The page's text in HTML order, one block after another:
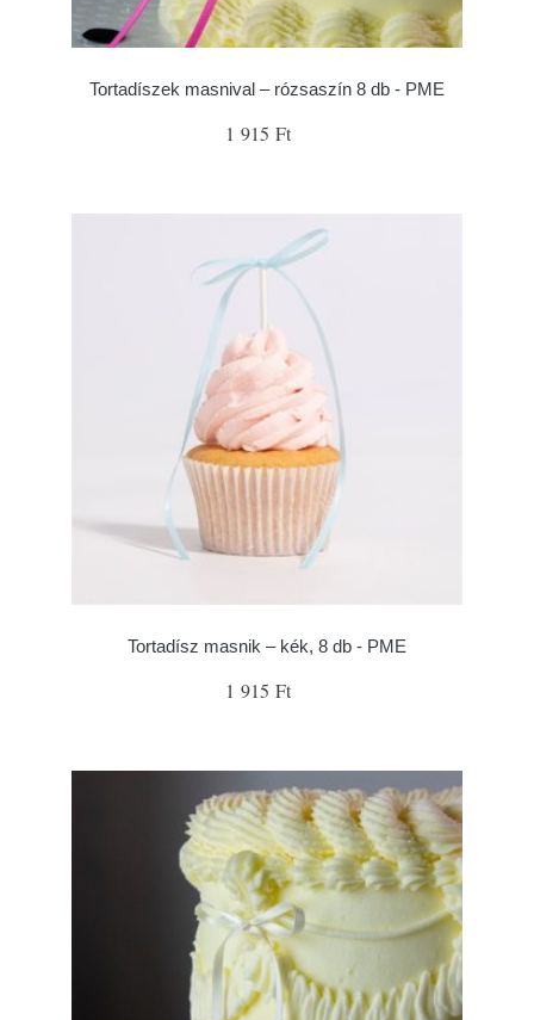
Tortadíszek masnival – rózsaszín 8 db - PME
1 915 Ft
Tortadísz masnik – kék, 8 db - PME
1 915 Ft